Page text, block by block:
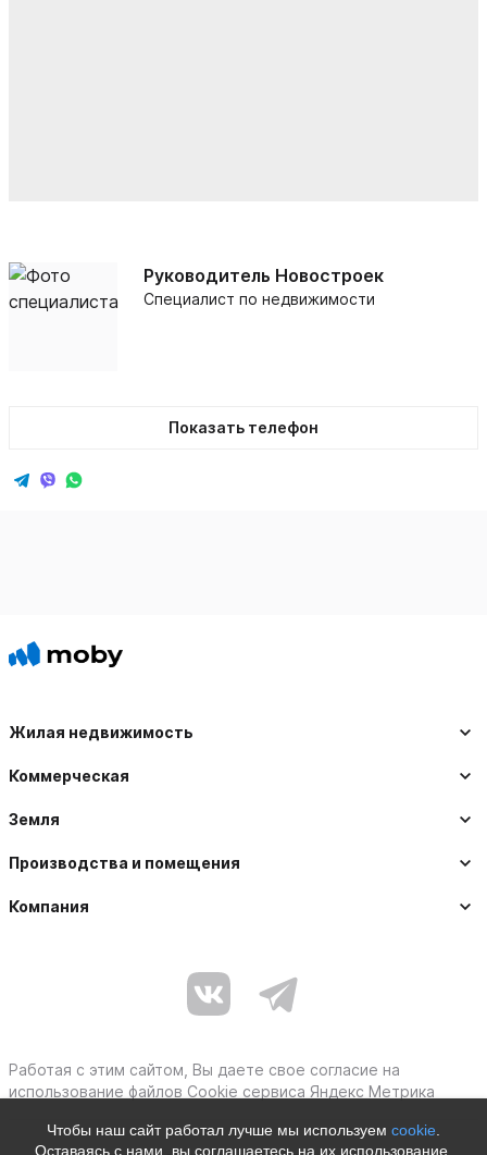
Чтобы наш сайт работал лучше мы используем cookie
Оставаясь с нами, вы соглашаетесь на их использование.
Руководитель Новостроек
Специалист по недвижимости
Показать телефон
Жилая недвижимость
Коммерческая
Земля
Производства и помещения
Компания
Работая с этим сайтом, Вы даете свое согласие на
использование файлов Cookie сервиса Яндекс Метрика